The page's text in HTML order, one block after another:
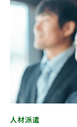
人材派遣